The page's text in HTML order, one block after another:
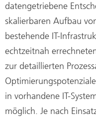
datengetriebene
skalierbaren Aufbau
bestehende IT-
echtzeitnah
zur detaillierten
in vorhandene IT-
möglich. Je nach